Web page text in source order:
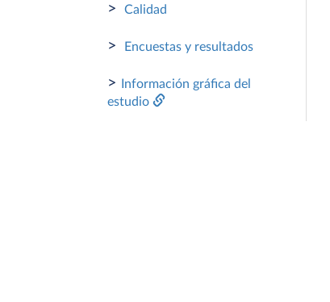
> Calidad
> Encuestas y resultados
>
Información gráfica del
estudio